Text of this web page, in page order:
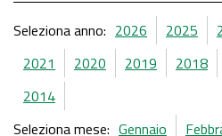
Seleziona anno: 2026 2025
2021
2020 2019 2018
2014
Seleziona mese: Gennaio